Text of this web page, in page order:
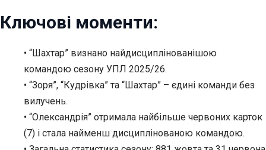
Ключові моменти:
• “Шахтар” визнано найдисциплінованішою
командою сезону УПЛ 2025/26.
• “Зоря”, “Кудрівка” та “Шахтар” – єдині команди без
вилучень.
• “Олександрія” отримала найбільше червоних карток
(7) і стала найменш дисциплінованою командою.